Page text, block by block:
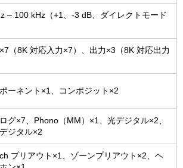
– 100 kHz（+1、-3 dB、ダイレクトモード
（8K 対応入力×7）、出力×3（8K 対応出力
ーネント×1、コンポジット×2
グ×7、Phono（MM）×1、光デジタル×2、
ジタル×2
プリアウト×1、ゾーンプリアウト×2、ヘ